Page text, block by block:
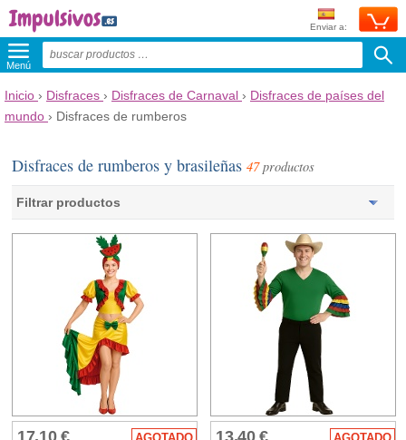
Enviar a:
Menú
Inicio › Disfraces › Disfraces de Carnaval › Disfraces de países del
mundo › Disfraces de rumberos
Disfraces de rumberos y brasileñas47productos
Filtrar productos
17,10 € 13,40 €